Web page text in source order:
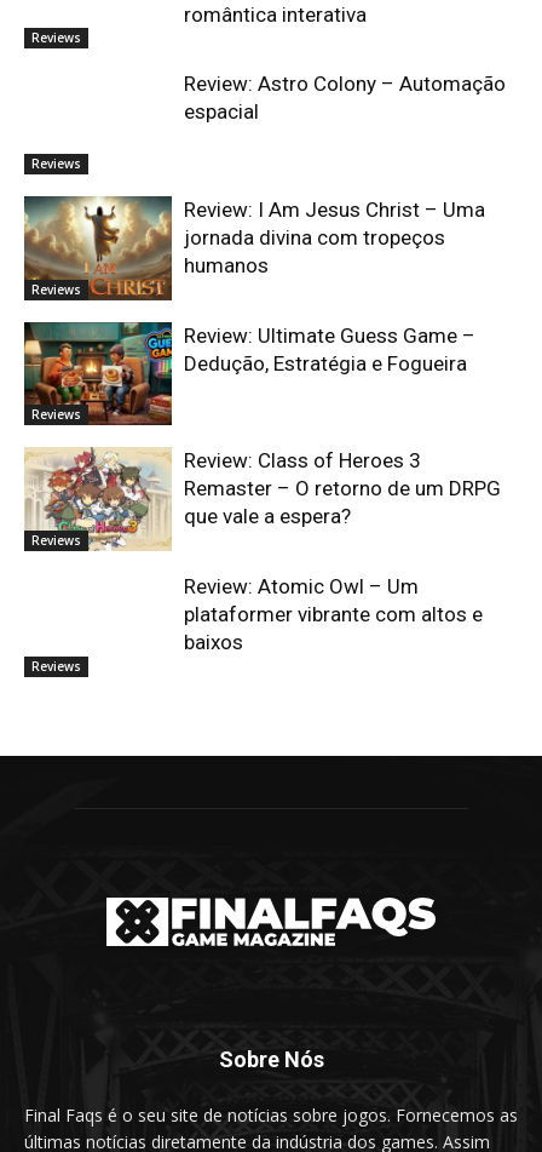
Reviews
romântica interativa
Reviews
Review: Astro Colony – Automação
espacial
Reviews
Review: I Am Jesus Christ – Uma
jornada divina com tropeços
humanos
Reviews
Review: Ultimate Guess Game –
Dedução, Estratégia e Fogueira
Reviews
Review: Class of Heroes 3
Remaster – O retorno de um DRPG
que vale a espera?
Reviews
Review: Atomic Owl – Um
plataformer vibrante com altos e
baixos
Sobre Nós
Final Faqs é o seu site de notícias sobre jogos. Fornecemos as
últimas notícias diretamente da indústria dos games. Assim